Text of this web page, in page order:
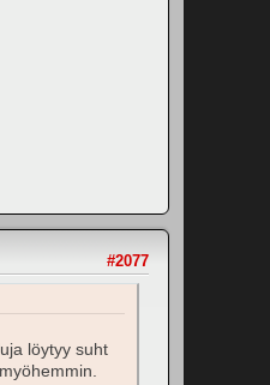
#2077
löytyy suht